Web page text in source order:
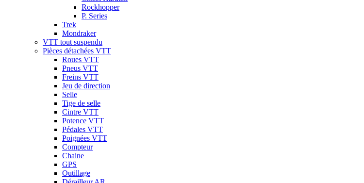
Rockhopper
P. Series
Trek
Mondraker
VTT tout suspendu
Pièces détachées VTT
Roues VTT
Pneus VTT
Freins VTT
Jeu de direction
Selle
Tige de selle
Cintre VTT
Potence VTT
Pédales VTT
Poignées VTT
Compteur
Chaine
GPS
Outillage